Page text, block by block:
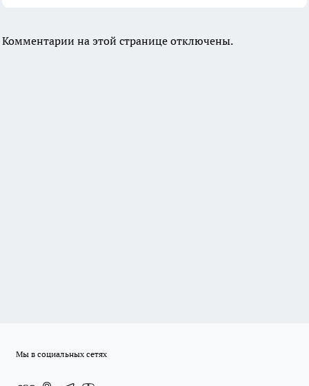
Комментарии на этой странице отключены.
Мы в социальных сетях